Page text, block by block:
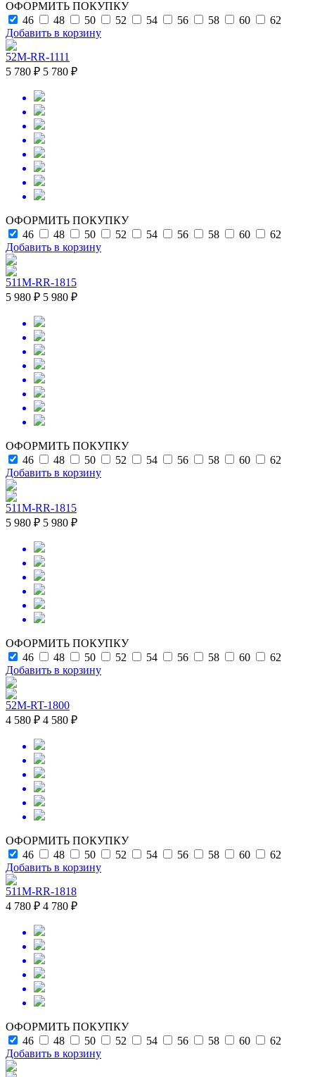
ОФОРМИТЬ ПОКУПКУ
46
48 50 52 54 56 58 60
62
Добавить в корзину
52M-RR-1111
5 780 ₽ 5 780 ₽
ОФОРМИТЬ ПОКУПКУ
46
48 50 52 54 56 58 60
62
Добавить в корзину
511M-RR-1815
5 980 ₽ 5 980 ₽
ОФОРМИТЬ ПОКУПКУ
46
48 50 52 54 56 58 60
62
Добавить в корзину
511M-RR-1815
5 980 ₽ 5 980 ₽
ОФОРМИТЬ ПОКУПКУ
46
48 50 52 54 56 58 60
62
Добавить в корзину
52M-RT-1800
4 580 ₽ 4 580 ₽
ОФОРМИТЬ ПОКУПКУ
46
48 50 52 54 56 58 60
62
Добавить в корзину
511M-RR-1818
4 780 ₽ 4 780 ₽
ОФОРМИТЬ ПОКУПКУ
46
48 50 52 54 56 58 60
62
Добавить в корзину